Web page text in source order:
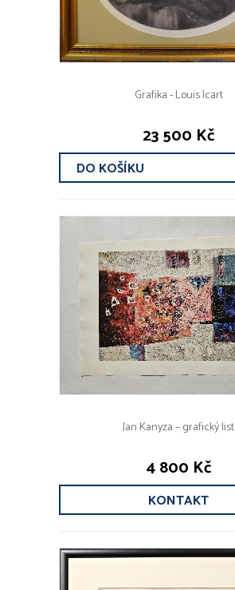
Grafika - Louis Icart
23 500 Kč
DO KOŠÍKU
Jan Kanyza – grafický list
4 800 Kč
KONTAKT